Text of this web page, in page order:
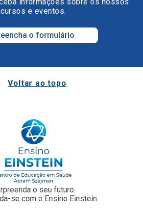
informações sobre os nossos
cursos e eventos.
o formulário
Voltar ao topo
o seu futuro.
se com o Ensino Einstein.